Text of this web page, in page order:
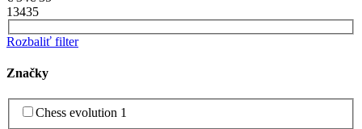
13435
Rozbaliť filter
Značky
Chess evolution 1